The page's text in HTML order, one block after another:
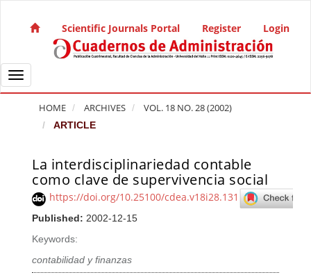
Main Navigation
Main Content
Sidebar
Scientific Journals Portal Register Login
Toggle navigation
HOME ARCHIVES VOL. 18 NO. 28 (2002)
ARTICLE
La interdisciplinariedad contable
como clave de supervivencia social
https://doi.org/10.25100/cdea.v18i28.131
Published: 2002-12-15
Keywords:
contabilidad y finanzas
Article Sidebar